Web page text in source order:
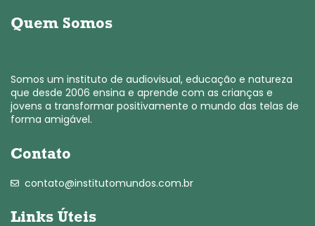
Quem Somos
Somos um instituto de audiovisual, educação e natureza
que desde 2006 ensina e aprende com as crianças e
jovens a transformar positivamente o mundo das telas de
forma amigável.
Contato
contato@institutomundos.com.br
Links Úteis